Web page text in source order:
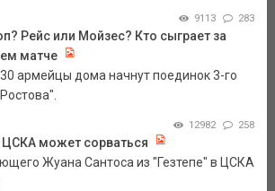
9113 283
Рейс или Мойзес? Кто сыграет за
матче
армейцы дома начнут поединок 3-го
12982 258
может сорваться
Жуана Сантоса из "Гезтепе" в ЦСКА